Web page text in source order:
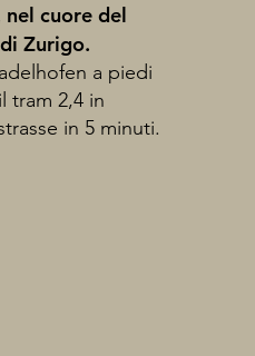
nel cuore del
Zurigo.
a piedi
tram 2,4 in
in 5 minuti.